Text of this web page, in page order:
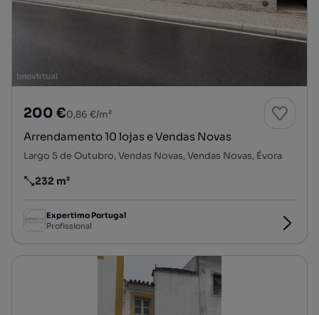
200 €0,86 €/m²
Arrendamento 10 lojas e Vendas Novas
Largo 5 de Outubro, Vendas Novas, Vendas Novas, Évora
Preço por metro quadrado
232 m²
Expertimo Portugal
Profissional